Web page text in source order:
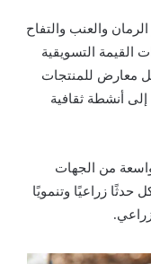
والعنب والتفاح
القيمة التسويقية
معارض للمنتجات
أنشطة ثقافية
من الجهات
حدثًا زراعيًا وتنمويًا